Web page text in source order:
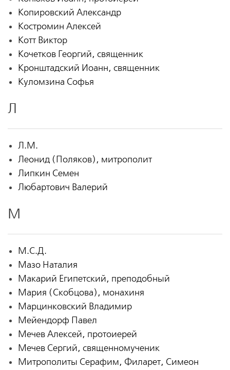
Копировский Александр
Костромин Алексей
Котт Виктор
Кочетков Георгий, священник
Кронштадский Иоанн, священник
Куломзина Софья
Л
Л.М.
Леонид (Поляков), митрополит
Липкин Семен
Любартович Валерий
М
М.С.Д.
Мазо Наталия
Макарий Египетский, преподобный
Мария (Скобцова), монахиня
Марцинковский Владимир
Мейендорф Павел
Мечев Алексей, протоиерей
Мечев Сергий, священномученик
Митрополиты Серафим, Филарет, Симеон